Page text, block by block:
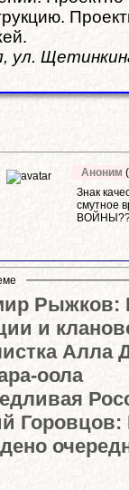
ул.
Аноним
Знак
смутное
Рыжков:
и
Алла
оола
Горовцов: